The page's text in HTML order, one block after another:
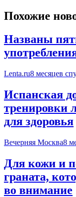
Похожие
Названы
Lenta.ru8 месяцев
Испанская
тренировки
для здоровья
Вечерняя Москва8
Для кожи и
граната,
во внимание